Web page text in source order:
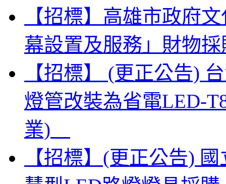
【招標】高雄市政府
幕設置及服務」財物採
【招標】 (更正公告)
燈管改裝為省電LED-
業)
【招標】(更正公告)